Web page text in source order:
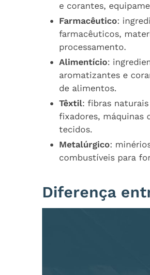
e corantes,
Farmacêutico:
farmacêuticos,
processamento.
Alimentício:
aromatizantes e
de alimentos.
Têxtil: fibras
fixadores, máquinas
tecidos.
Metalúrgico:
combustíveis para
Diferença